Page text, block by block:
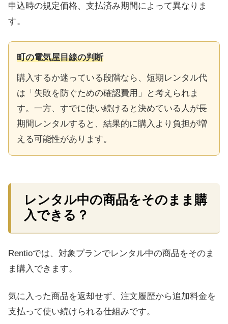
申込時の規定価格、支払済み期間によって異なりま
す。
町の電気屋目線の判断
購入するか迷っている段階なら、短期レンタル代
は「失敗を防ぐための確認費用」と考えられま
す。一方、すでに使い続けると決めている人が長
期間レンタルすると、結果的に購入より負担が増
える可能性があります。
レンタル中の商品をそのまま購
入できる？
Rentioでは、対象プランでレンタル中の商品をそのま
ま購入できます。
気に入った商品を返却せず、注文履歴から追加料金を
支払って使い続けられる仕組みです。